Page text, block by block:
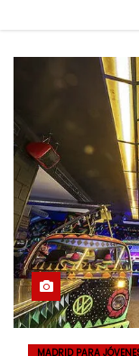
MADRID PARA